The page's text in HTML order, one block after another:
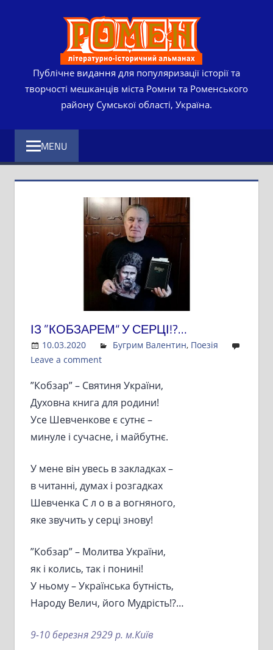
Публічне видання для популяризації історії та
творчості мешканців міста Ромни та Роменського
району Сумської області, Україна.
MENU
ІЗ ”КОБЗАРЕМ“ У СЕРЦІ!?…
10.03.2020 Admin
Бугрим Валентин, Поезія
Leave a comment
”Кобзар” – Святиня України,
Духовна книга для родини!
Усе Шевченкове є сутнє –
минуле і сучасне, і майбутнє.
У мене він увесь в закладках –
в читанні, думах і розгадках
Шевченка С л о в а вогняного,
яке звучить у серці знову!
”Кобзар” – Молитва України,
як і колись, так і понині!
У ньому – Українська бутність,
Народу Велич, його Мудрість!?…
9-10 березня 2929 р. м.Київ